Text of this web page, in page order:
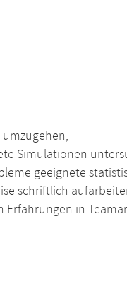
Simulationen
geeignete
schriftlich
in